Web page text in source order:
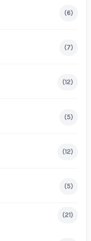
(6)
(7)
(12)
(5)
(12)
(5)
(21)